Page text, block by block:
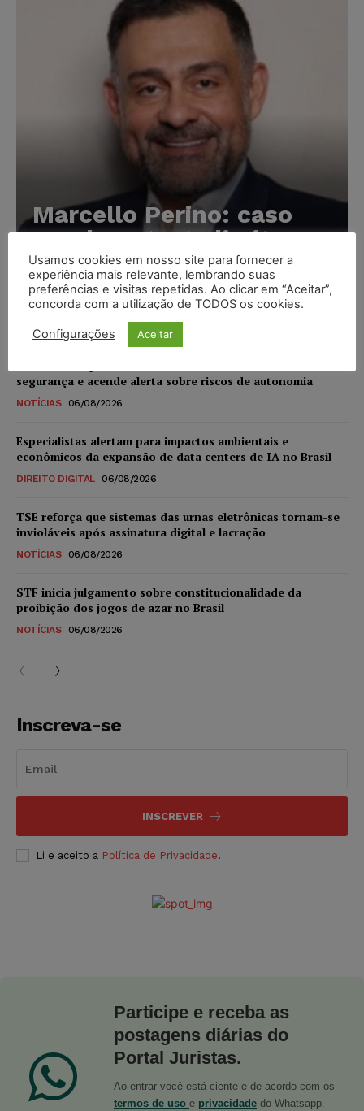
Marcello Perino: caso
Braskem testa limite
entre tutela cautelar e
recuperação judicial
segurança e acende alerta sobre riscos de autonomia
NOTÍCIAS 06/08/2026
Especialistas alertam para impactos ambientais e
econômicos da expansão de data centers de IA no Brasil
DIREITO DIGITAL 06/08/2026
TSE reforça que sistemas das urnas eletrônicas tornam-se
invioláveis após assinatura digital e lacração
NOTÍCIAS 06/08/2026
STF inicia julgamento sobre constitucionalidade da
proibição dos jogos de azar no Brasil
NOTÍCIAS 06/08/2026
Inscreva-se
INSCREVER
Li e aceito a Política de Privacidade.
Participe e receba as
postagens diárias do
Portal Juristas.
Ao entrar você está ciente e de acordo com os
termos de uso e privacidade do Whatsapp.
Usamos cookies em nosso site para fornecer a
experiência mais relevante, lembrando suas
preferências e visitas repetidas. Ao clicar em “Aceitar”,
concorda com a utilização de TODOS os cookies.
Configurações Aceitar